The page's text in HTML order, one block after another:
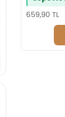
659,90 TL